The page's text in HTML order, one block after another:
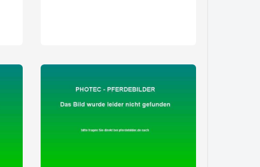
zeige alle 9 Fotos